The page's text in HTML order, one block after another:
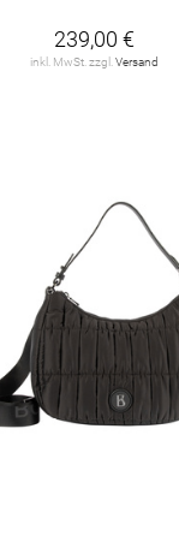
239,00 €
inkl. MwSt. zzgl. Versand